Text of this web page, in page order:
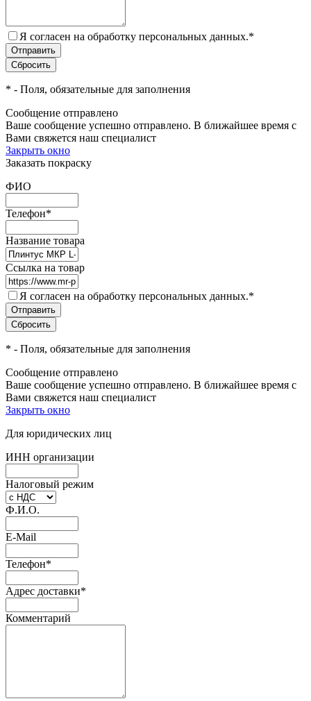
Я согласен на обработку персональных данных.*
* - Поля, обязательные для заполнения
Сообщение отправлено
Ваше сообщение успешно отправлено. В ближайшее время с
Вами свяжется наш специалист
Закрыть окно
Заказать покраску
ФИО
Телефон*
Название товара
Ссылка на товар
Я согласен на обработку персональных данных.*
* - Поля, обязательные для заполнения
Сообщение отправлено
Ваше сообщение успешно отправлено. В ближайшее время с
Вами свяжется наш специалист
Закрыть окно
Для юридических лиц
ИНН организации
Налоговый режим
Ф.И.О.
E-Mail
Телефон*
Адрес доставки*
Комментарий